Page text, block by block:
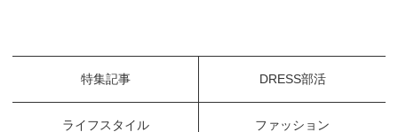
特集記事 DRESS部活
ライフスタイル ファッション